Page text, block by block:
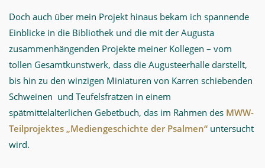
Doch auch über mein Projekt hinaus bekam ich spannende
Einblicke in die Bibliothek und die mit der Augusta
zusammenhängenden Projekte meiner Kollegen – vom
tollen Gesamtkunstwerk, dass die Augusteerhalle darstellt,
bis hin zu den winzigen Miniaturen von Karren schiebenden
Schweinen und Teufelsfratzen in einem
spätmittelalterlichen Gebetbuch, das im Rahmen des MWW-
Teilprojektes „Mediengeschichte der Psalmen“ untersucht
wird.